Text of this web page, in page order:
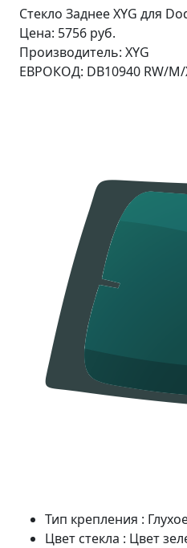
Стекло Заднее XYG для
Цена: 5756 руб.
Производитель: XYG
ЕВРОКОД: DB10940 RW/M/
Тип крепления :
Цвет стекла : Цвет